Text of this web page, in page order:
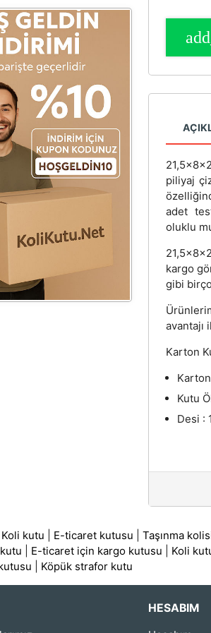
piliyaj
adet
oluklu
kargo
gibi
Karton
Kutu
Desi :
Koli kutu E-ticaret kutusu |Taşınma
E-ticaret için kargo kutusu Koli
Köpük strafor kutu
HESABIM